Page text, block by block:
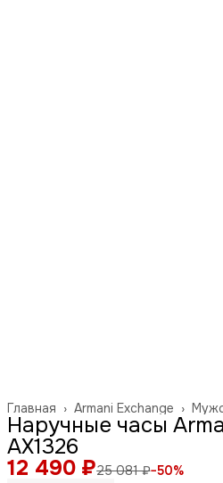
Armani Exchange ›
Главная ›
Наручные часы
AX1326
12 490 ₽25 081 ₽−50%